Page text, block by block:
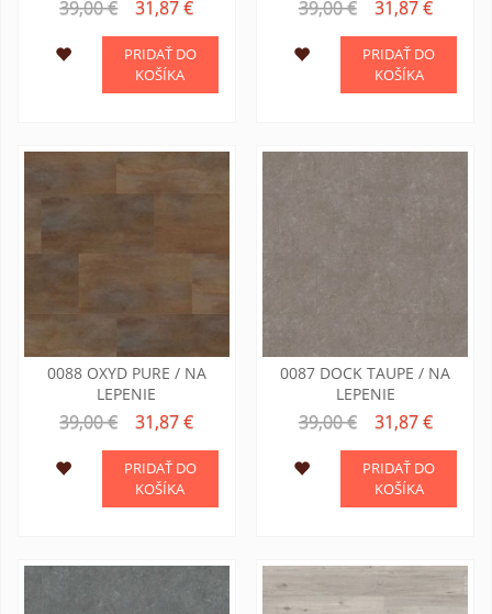
39,00 € 31,87 €
PRIDAŤ DO
KOŠÍKA
39,00 € 31,87 €
PRIDAŤ DO
KOŠÍKA
0088 OXYD PURE / NA
LEPENIE
39,00 € 31,87 €
PRIDAŤ DO
KOŠÍKA
0087 DOCK TAUPE / NA
LEPENIE
39,00 € 31,87 €
PRIDAŤ DO
KOŠÍKA